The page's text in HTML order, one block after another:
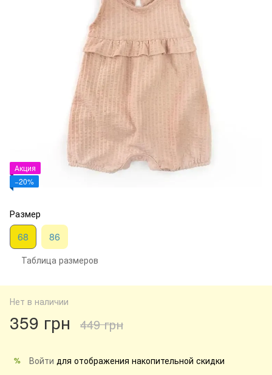
Акция
−20%
Размер
68 86
Таблица размеров
Нет в наличии
359 грн 449 грн
% Войти для отображения накопительной скидки